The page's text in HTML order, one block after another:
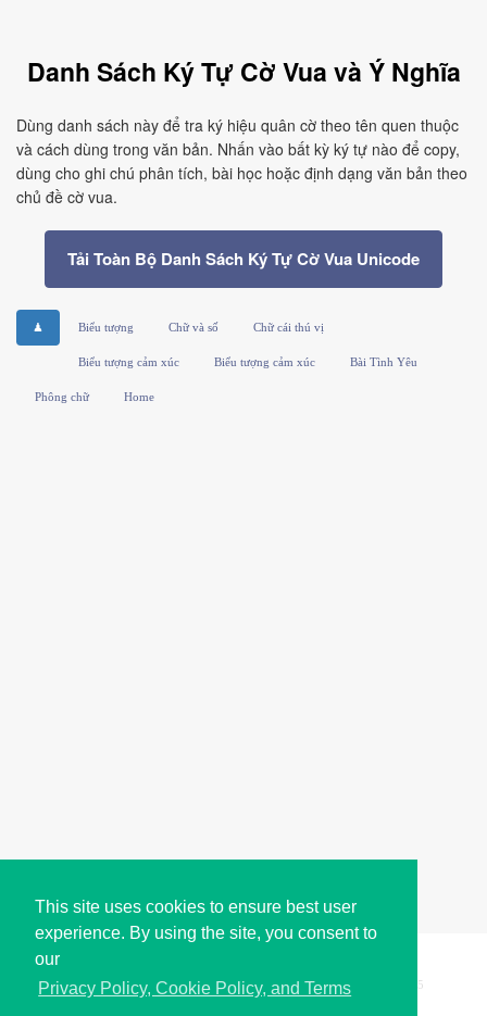
This site uses cookies to ensure best user
experience. By using the site, you consent to
our
Privacy Policy, Cookie Policy, and Terms
Danh Sách Ký Tự Cờ Vua và Ý Nghĩa
Dùng danh sách này để tra ký hiệu quân cờ theo tên quen thuộc
và cách dùng trong văn bản. Nhấn vào bất kỳ ký tự nào để copy,
dùng cho ghi chú phân tích, bài học hoặc định dạng văn bản theo
chủ đề cờ vua.
Tải Toàn Bộ Danh Sách Ký Tự Cờ Vua Unicode
♟ Biểu tượng Chữ và số Chữ cái thú vị
Biểu tượng cảm xúc Biểu tượng cảm xúc Bài Tình Yêu
Phông chữ Home
Copyright © i2Symbol 2011-2026, Sciweavers LLC 195